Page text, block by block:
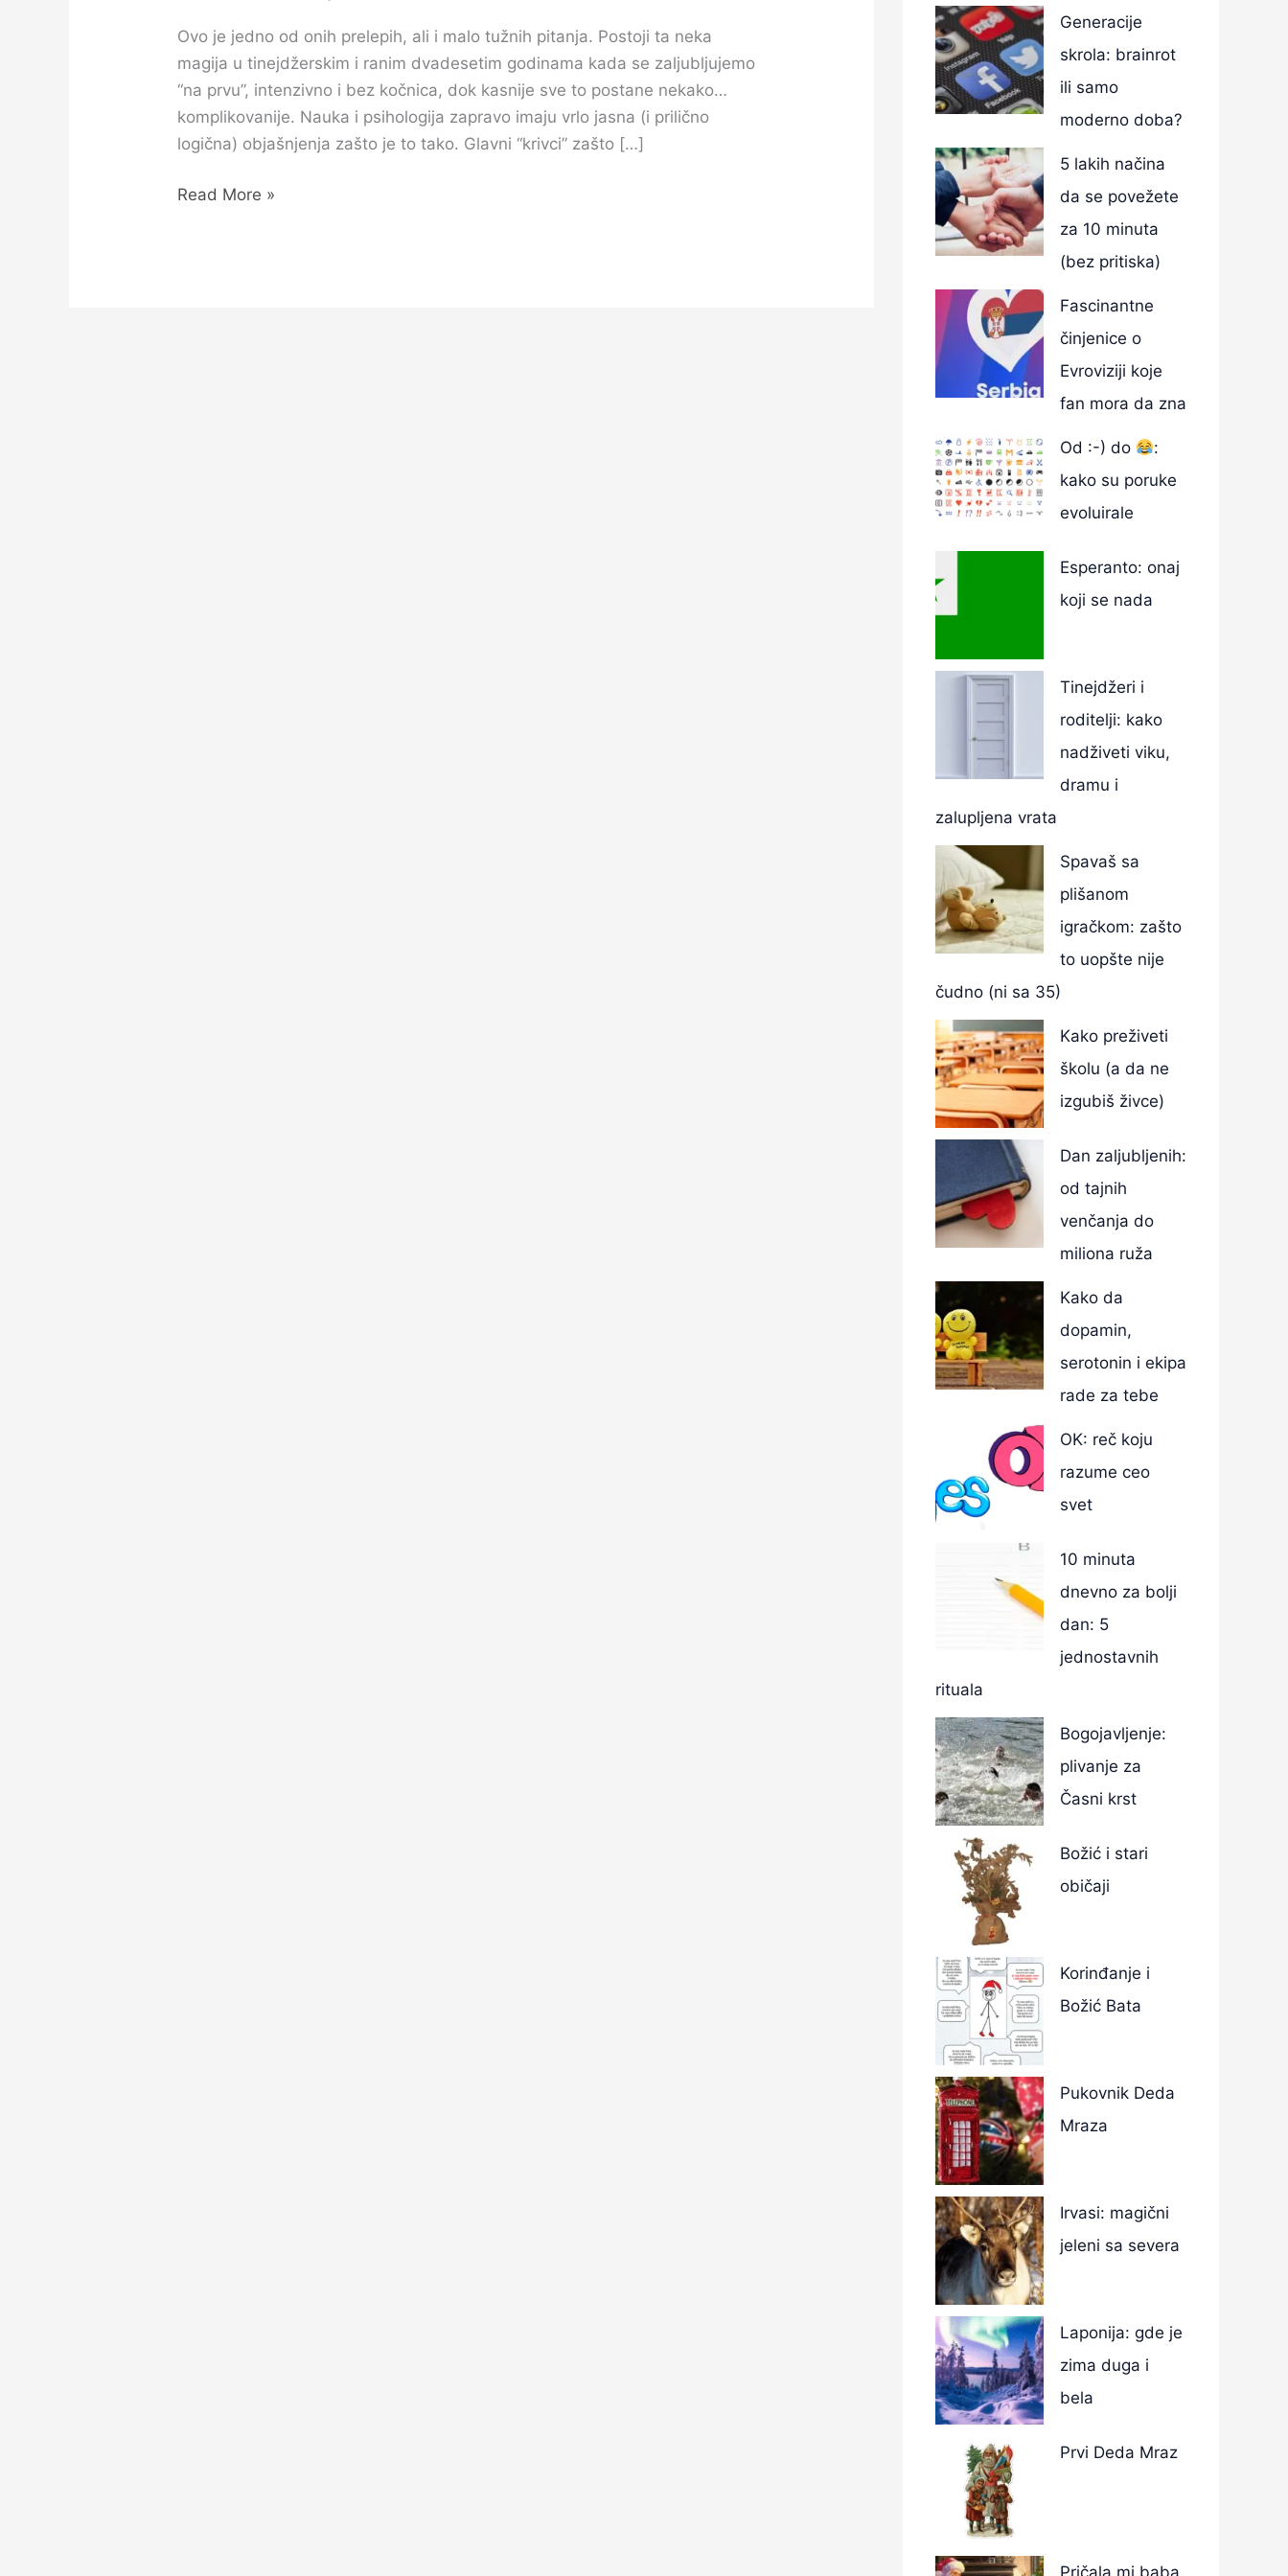
Ovo je jedno od onih prelepih, ali i malo tužnih pitanja. Postoji ta neka
magija u tinejdžerskim i ranim dvadesetim godinama kada se zaljubljujemo
“na prvu”, intenzivno i bez kočnica, dok kasnije sve to postane nekako…
komplikovanije. Nauka i psihologija zapravo imaju vrlo jasna (i prilično
logična) objašnjenja zašto je to tako. Glavni “krivci” zašto […]
Read More »
Generacije
skrola: brainrot
ili samo
moderno doba?
5 lakih načina
da se povežete
za 10 minuta
(bez pritiska)
Fascinantne
činjenice o
Evroviziji koje
fan mora da zna
Od :-) do
:
kako su poruke
evoluirale
Esperanto: onaj
koji se nada
Tinejdžeri i
roditelji: kako
nadživeti viku,
dramu i
zalupljena vrata
Spavaš sa
plišanom
igračkom: zašto
to uopšte nije
čudno (ni sa 35)
Kako preživeti
školu (a da ne
izgubiš živce)
Dan zaljubljenih:
od tajnih
venčanja do
miliona ruža
Kako da
dopamin,
serotonin i ekipa
rade za tebe
OK: reč koju
razume ceo
svet
10 minuta
dnevno za bolji
dan: 5
jednostavnih
rituala
Bogojavljenje:
plivanje za
Časni krst
Božić i stari
običaji
Korinđanje i
Božić Bata
Pukovnik Deda
Mraza
Irvasi: magični
jeleni sa severa
Laponija: gde je
zima duga i
bela
Prvi Deda Mraz
Pričala mi baba